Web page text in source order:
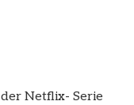
Netflix- Serie